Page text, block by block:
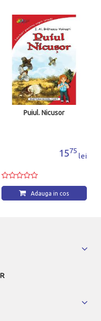
Puiul. Nicusor
1575
lei
Adauga in cos